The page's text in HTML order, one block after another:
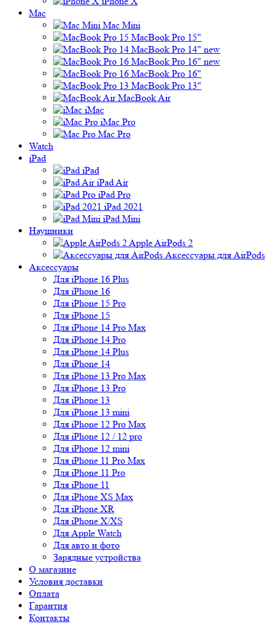
Mac
Mac Mini
MacBook Pro 15"
MacBook Pro 14" new
MacBook Pro 16" new
MacBook Pro 16"
MacBook Pro 13"
MacBook Air
iMac
iMac Pro
Mac Pro
Watch
iPad
iPad
iPad Air
iPad Pro
iPad 2021
iPad Mini
Наушники
Apple AirPods 2
Аксессуары для AirPods
Аксессуары
Для iPhone 16 Plus
Для iPhone 16
Для iPhone 15 Pro
Для iPhone 15
Для iPhone 14 Pro Max
Для iPhone 14 Pro
Для iPhone 14 Plus
Для iPhone 14
Для iPhone 13 Pro Max
Для iPhone 13 Pro
Для iPhone 13
Для iPhone 13 mini
Для iPhone 12 Pro Max
Для iPhone 12 / 12 pro
Для iPhone 12 mini
Для iPhone 11 Pro Max
Для iPhone 11 Pro
Для iPhone 11
Для iPhone XS Max
Для iPhone XR
Для iPhone X/XS
Для Apple Watch
Для авто и фото
Зарядные устройства
О магазине
Условия доставки
Оплата
Гарантия
Контакты